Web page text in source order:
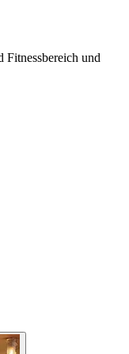
Fitnessbereich und